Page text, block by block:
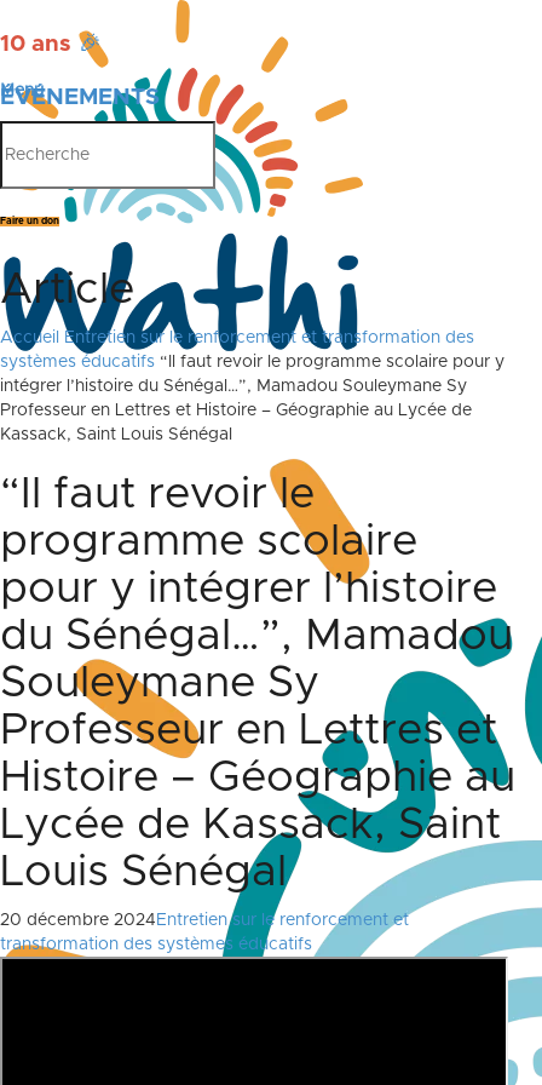
10 ans 🎉
ÉVÉNEMENTS
PUBLICATIONS
Menu
Faire un don
Article
Accueil
Entretien sur le renforcement et transformation des
systèmes éducatifs “Il faut revoir le programme scolaire pour y
intégrer l’histoire du Sénégal…”, Mamadou Souleymane Sy
Professeur en Lettres et Histoire – Géographie au Lycée de
Kassack, Saint Louis Sénégal
“Il faut revoir le
programme scolaire
pour y intégrer l’histoire
du Sénégal…”, Mamadou
Souleymane Sy
Professeur en Lettres et
Histoire – Géographie au
Lycée de Kassack, Saint
Louis Sénégal
20 décembre 2024 Entretien sur le renforcement et
transformation des systèmes éducatifs